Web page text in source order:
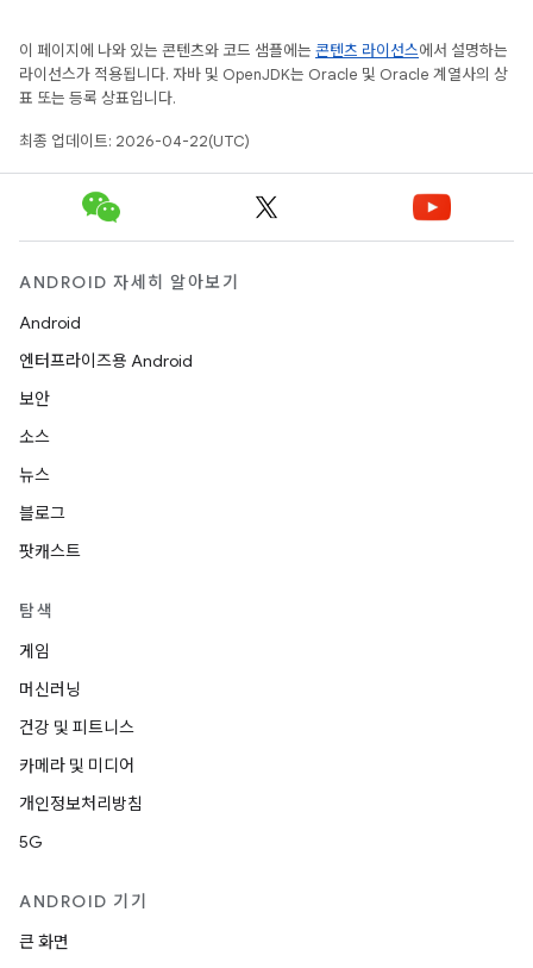
이 페이지에 나와 있는 콘텐츠와 코드 샘플에는 콘텐츠 라이선스에서 설명하는
라이선스가 적용됩니다. 자바 및 OpenJDK는 Oracle 및 Oracle 계열사의 상
표 또는 등록 상표입니다.
최종 업데이트: 2026-04-22(UTC)
ANDROID 자세히 알아보기
Android
엔터프라이즈용 Android
보안
소스
뉴스
블로그
팟캐스트
탐색
게임
머신러닝
건강 및 피트니스
카메라 및 미디어
개인정보처리방침
5G
ANDROID 기기
큰 화면